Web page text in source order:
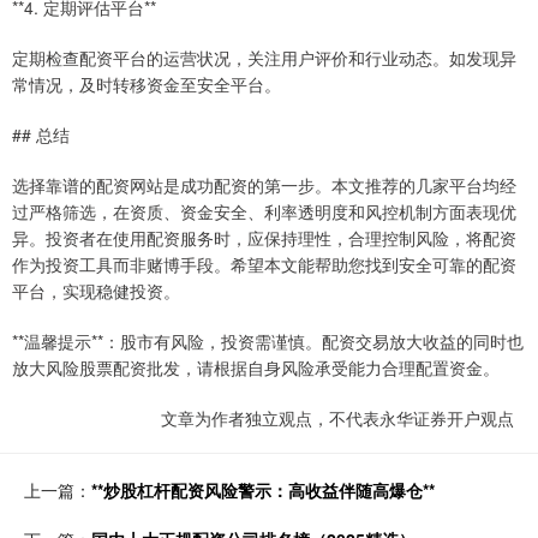
**4. 定期评估平台**
定期检查配资平台的运营状况，关注用户评价和行业动态。如发现异
常情况，及时转移资金至安全平台。
## 总结
选择靠谱的配资网站是成功配资的第一步。本文推荐的几家平台均经
过严格筛选，在资质、资金安全、利率透明度和风控机制方面表现优
异。投资者在使用配资服务时，应保持理性，合理控制风险，将配资
作为投资工具而非赌博手段。希望本文能帮助您找到安全可靠的配资
平台，实现稳健投资。
**温馨提示**：股市有风险，投资需谨慎。配资交易放大收益的同时也
放大风险股票配资批发，请根据自身风险承受能力合理配置资金。
文章为作者独立观点，不代表永华证券开户观点
上一篇： **炒股杠杆配资风险警示：高收益伴随高爆仓**